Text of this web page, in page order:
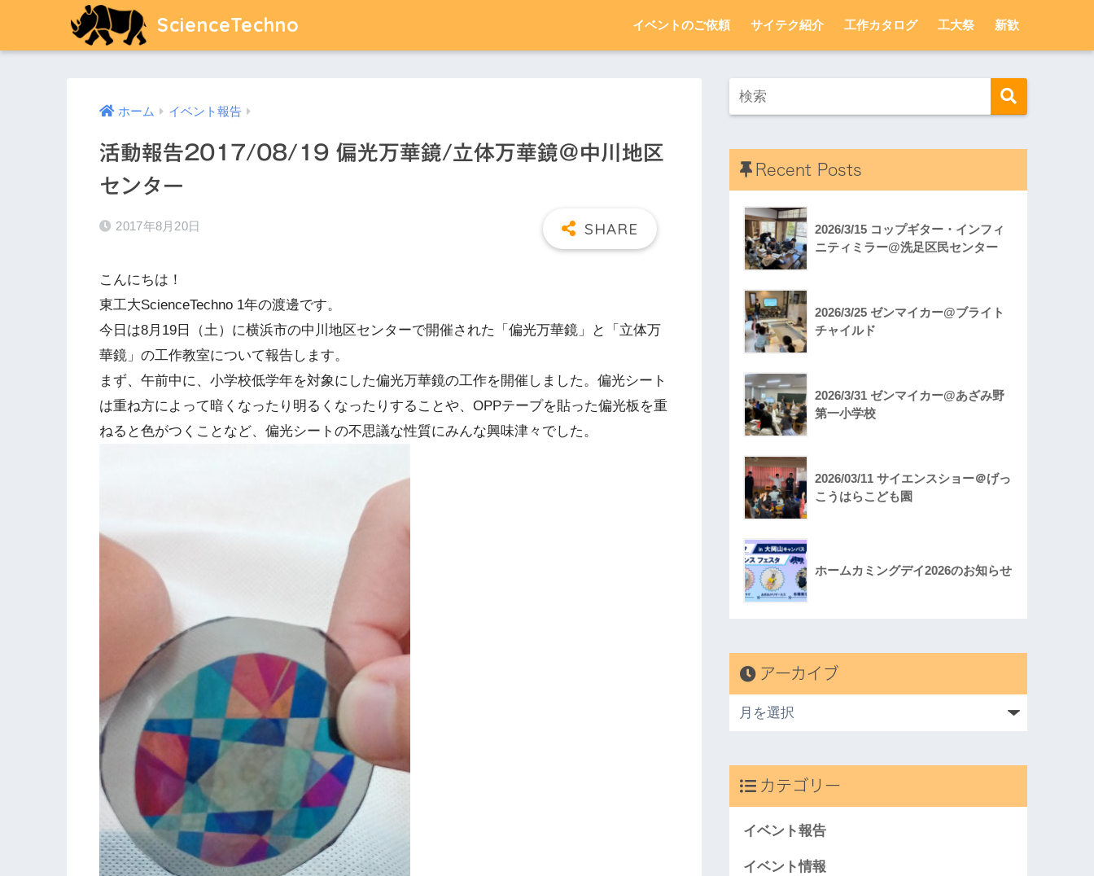
ScienceTechno イベントのご依頼 サイテク紹介 工作カタログ 工大祭 新歓
ホーム イベント報告
活動報告2017/08/19 偏光万華鏡/立体万華鏡＠中川地区
センター
2017年8月20日
こんにちは！
東工大ScienceTechno 1年の渡邊です。
今日は8月19日（土）に横浜市の中川地区センターで開催された「偏光万華鏡」と「立体万
華鏡」の工作教室について報告します。
まず、午前中に、小学校低学年を対象にした偏光万華鏡の工作を開催しました。偏光シート
は重ね方によって暗くなったり明るくなったりすることや、OPPテープを貼った偏光板を重
ねると色がつくことなど、偏光シートの不思議な性質にみんな興味津々でした。
Recent Posts
2026/3/15 コップギター・インフィ
ニティミラー@洗足区民センター
2026/3/25 ゼンマイカー@ブライト
チャイルド
2026/3/31 ゼンマイカー@あざみ野
第一小学校
2026/03/11 サイエンスショー＠げっ
こうはらこども園
ホームカミングデイ2026のお知らせ
アーカイブ
カテゴリー
イベント報告
イベント情報